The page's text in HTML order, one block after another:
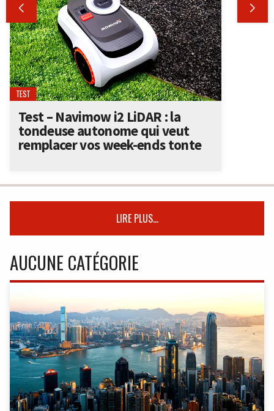
 
TEST
Test – Navimow i2 LiDAR : la
tondeuse autonome qui veut
remplacer vos week-ends tonte
LIRE PLUS...
AUCUNE CATÉGORIE